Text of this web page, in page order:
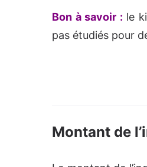
Bon à savoir : le
pas étudiés pour
Montant de